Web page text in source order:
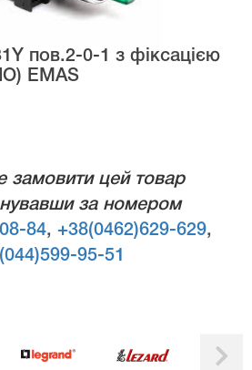
пов.2-0-1 з фіксацією
EMAS
замовити цей товар
за номером
84, +38(0462)629-629,
95-51